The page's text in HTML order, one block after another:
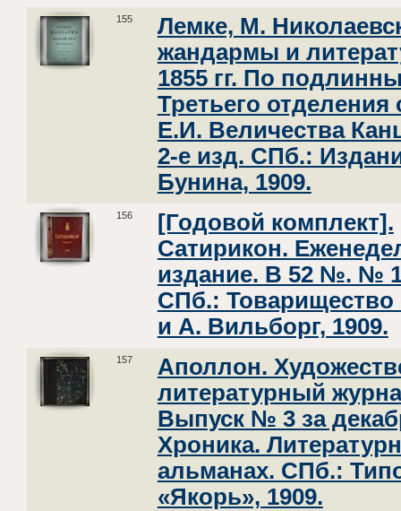
155
Лемке, М.
жандармы и
1855 гг. По
Третьего отделения
Е.И. Величества
2-е изд. СПб.:
Бунина, 1909.
156
[Годовой комплект].
Сатирикон.
издание. В 52 №. №
СПб.: Товарищество
и А. Вильборг, 1909.
157
Аполлон.
литературный
Выпуск № 3 за
Хроника.
альманах. СПб.:
«Якорь», 1909.